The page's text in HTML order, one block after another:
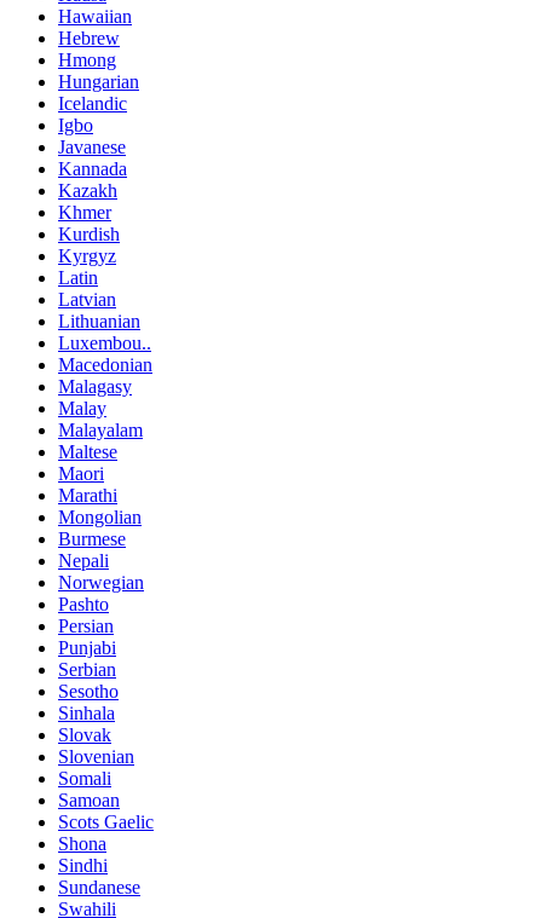
Hawaiian
Hebrew
Hmong
Hungarian
Icelandic
Igbo
Javanese
Kannada
Kazakh
Khmer
Kurdish
Kyrgyz
Latin
Latvian
Lithuanian
Luxembou..
Macedonian
Malagasy
Malay
Malayalam
Maltese
Maori
Marathi
Mongolian
Burmese
Nepali
Norwegian
Pashto
Persian
Punjabi
Serbian
Sesotho
Sinhala
Slovak
Slovenian
Somali
Samoan
Scots Gaelic
Shona
Sindhi
Sundanese
Swahili